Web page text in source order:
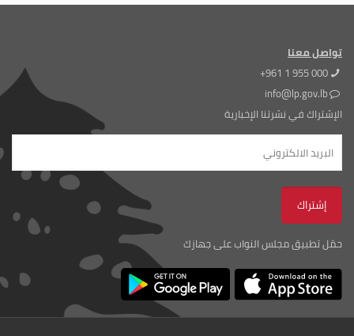
تواصل معنا
+961 1 955 000
info@lp.gov.lb
الإشتراك في نشرتنا الإخبارية
حمّل تطبيق مجلس النواب على جهازك